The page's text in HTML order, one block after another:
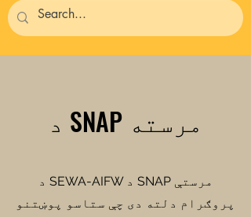
د SNAP مرسته
د SEWA-AIFW د SNAP مرستې
پروګرام دلته دی چې ستاسو پوښتنو